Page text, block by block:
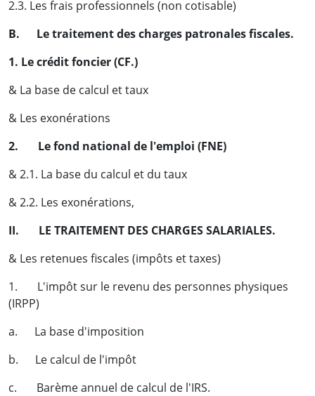
2.3. Les frais professionnels (non cotisable)
B. Le traitement des charges patronales fiscales.
1. Le crédit foncier (CF.)
& La base de calcul et taux
& Les exonérations
2.
Le fond national de l'emploi (FNE)
& 2.1. La base du calcul et du taux
& 2.2. Les exonérations,
II. LE TRAITEMENT DES CHARGES SALARIALES.
& Les retenues fiscales (impôts et taxes)
1. L'impôt sur le revenu des personnes physiques
(IRPP)
a. La base d'imposition
b. Le calcul de l'impôt
c. Barème annuel de calcul de l'IRS.